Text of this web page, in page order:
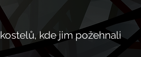
kde jim požehnali